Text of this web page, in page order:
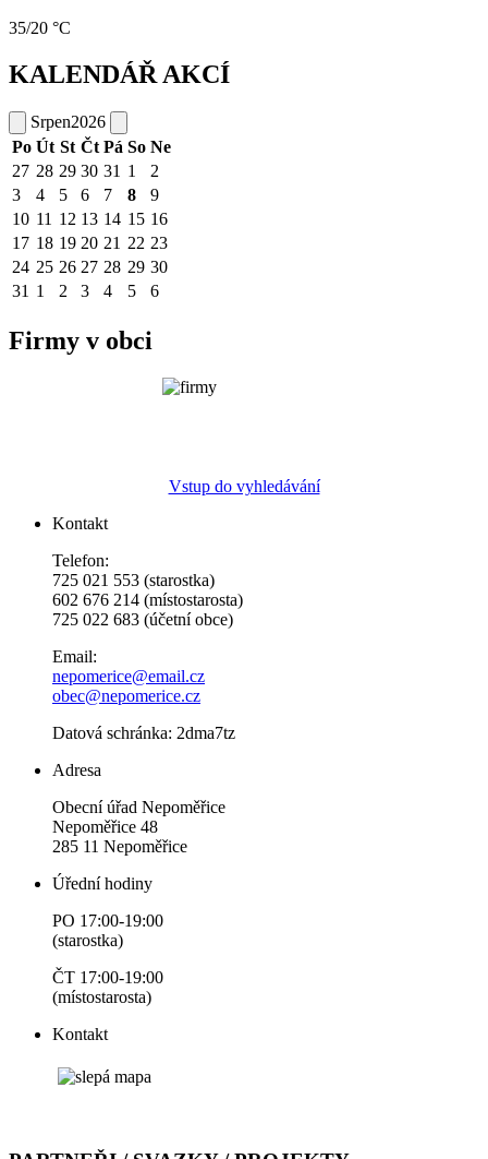
35/20 °C
KALENDÁŘ AKCÍ
Srpen2026
Po Út St Čt Pá So Ne
27 28 29 30 31 1
2
3
4 5 6 7 8
9
10 11 12 13 14 15 16
17 18 19 20 21 22 23
24 25 26 27 28 29 30
31 1 2 3 4 5 6
Firmy v obci
Vstup do vyhledávání
Kontakt
Telefon:
725 021 553 (starostka)
602 676 214 (místostarosta)
725 022 683 (účetní obce)
Email:
nepomerice@email.cz
obec@nepomerice.cz
Datová schránka: 2dma7tz
Adresa
Obecní úřad Nepoměřice
Nepoměřice 48
285 11 Nepoměřice
Úřední hodiny
PO 17:00-19:00
(starostka)
ČT 17:00-19:00
(místostarosta)
Kontakt